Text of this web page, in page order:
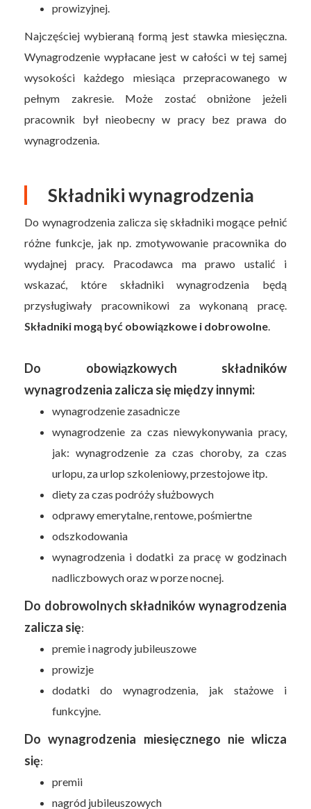
prowizyjnej.
Najczęściej wybieraną formą jest stawka miesięczna.
Wynagrodzenie wypłacane jest w całości w tej samej
wysokości każdego miesiąca przepracowanego w
pełnym zakresie. Może zostać obniżone jeżeli
pracownik był nieobecny w pracy bez prawa do
wynagrodzenia.
Składniki wynagrodzenia
Do wynagrodzenia zalicza się składniki mogące pełnić
różne funkcje, jak np. zmotywowanie pracownika do
wydajnej pracy. Pracodawca ma prawo ustalić i
wskazać, które składniki wynagrodzenia będą
przysługiwały pracownikowi za wykonaną pracę.
Składniki mogą być obowiązkowe i dobrowolne
Do obowiązkowych składników
wynagrodzenia zalicza się między innymi:
wynagrodzenie zasadnicze
wynagrodzenie za czas niewykonywania pracy,
jak: wynagrodzenie za czas choroby, za czas
urlopu, za urlop szkoleniowy, przestojowe itp.
diety za czas podróży służbowych
odprawy emerytalne, rentowe, pośmiertne
odszkodowania
wynagrodzenia i dodatki za pracę w godzinach
nadliczbowych oraz w porze nocnej.
Do dobrowolnych składników wynagrodzenia
zalicza się:
premie i nagrody jubileuszowe
prowizje
dodatki do wynagrodzenia, jak stażowe i
funkcyjne.
Do wynagrodzenia miesięcznego nie wlicza
się:
premii
nagród jubileuszowych